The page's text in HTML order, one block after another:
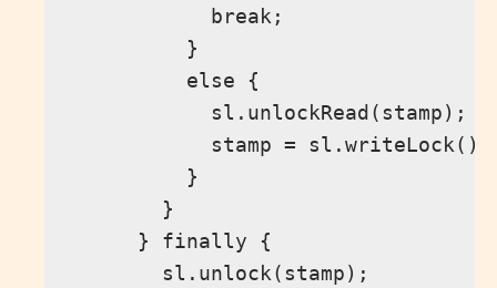
           break;
         }
         else {
           sl.unlockRead(stamp);
           stamp = sl.writeLock();
         }
       }
     } finally {
       sl.unlock(stamp);